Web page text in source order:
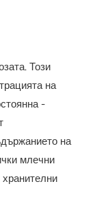
Този
на
-
на
млечни